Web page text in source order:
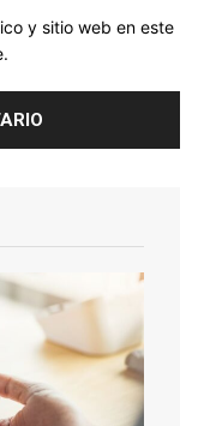
y sitio web en este